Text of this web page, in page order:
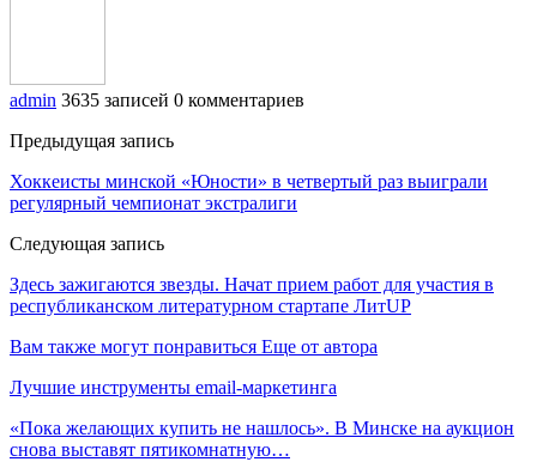
admin 3635 записей 0 комментариев
Предыдущая запись
Хоккеисты минской «Юности» в четвертый раз выиграли
регулярный чемпионат экстралиги
Следующая запись
Здесь зажигаются звезды. Начат прием работ для участия в
республиканском литературном стартапе ЛитUP
Вам также могут понравиться Еще от автора
Лучшие инструменты email-маркетинга
«Пока желающих купить не нашлось». В Минске на аукцион
снова выставят пятикомнатную…